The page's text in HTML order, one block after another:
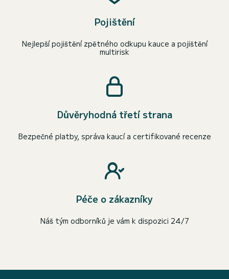
Pojištění
Nejlepší pojištění zpětného odkupu kauce a pojištění
multirisk
Důvěryhodná třetí strana
Bezpečné platby, správa kaucí a certifikované recenze
Péče o zákazníky
Náš tým odborníků je vám k dispozici 24/7